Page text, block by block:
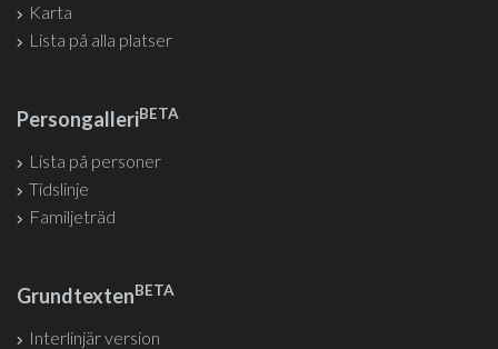
Karta
Lista på alla platser
PersongalleriBETA
Lista på personer
Tidslinje
Familjeträd
GrundtextenBETA
Interlinjär version